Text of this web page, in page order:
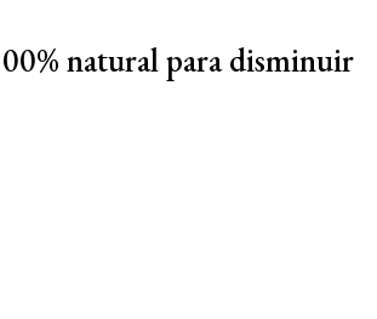
natural para disminuir